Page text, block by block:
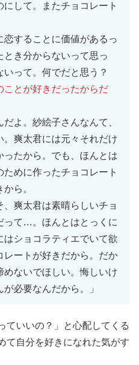
して。またチョコレート
することに価値があるっ
き分からないって思っ
って。何でだと思う？
ことが好きだったからだ
よ。紗絵子さんなんて、
爽太君には元々それだけ
たから。でも、ほんとは
めに作ったチョコレート
ら。
爽太君は素晴らしいチョ
って…。ほんとはとっくに
ショコラティエでいて欲
レートが好きだから。だか
めないでほしい。悔しいけ
必要なんだから。」
ていいの？」と心配してくる
て自分を好きになれた気がす